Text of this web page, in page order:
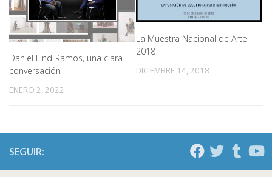
Daniel Lind-Ramos, una clara
conversación
ENERO 2, 2022
La Muestra Nacional de Arte
2018
DICIEMBRE 14, 2018
SEGUIR: